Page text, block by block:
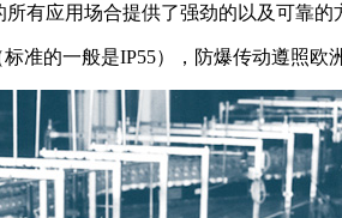
有应用场合提供了强劲的以及可靠的
标准的一般是IP55），防爆传动遵照